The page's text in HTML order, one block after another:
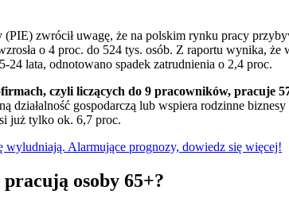
zwrócił uwagę, że na polskim rynku pracy
o 4 proc. do 524 tys. osób. Z raportu wynika,
lata, odnotowano spadek zatrudnienia o 2,4 proc.
czyli liczących do 9 pracowników, pracuje
działalność gospodarczą lub wspiera rodzinne
już tylko ok. 6,7 proc.
wyludniają. Alarmujące prognozy, dowiedz się więcej!
osoby 65+?